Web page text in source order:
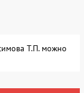
Т.П. можно